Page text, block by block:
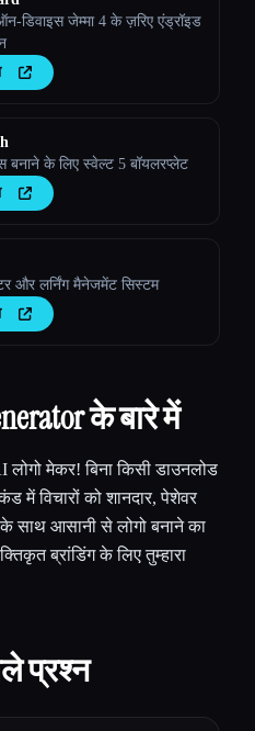
डिवाइस जेम्मा 4 के ज़रिए एंड्रॉइड
बनाने के लिए स्वेल्ट 5 बॉयलरप्लेट
और लर्निंग मैनेजमेंट सिस्टम
के बारे में
लोगो मेकर! बिना किसी डाउनलोड
विचारों को शानदार, पेशेवर
साथ आसानी से लोगो बनाने का
ब्रांडिंग के लिए तुम्हारा
प्रश्न